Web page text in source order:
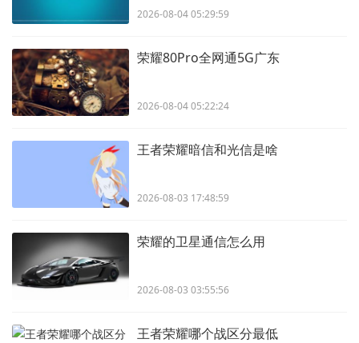
2026-08-04 05:29:59
荣耀80Pro全网通5G广东
2026-08-04 05:22:24
王者荣耀暗信和光信是啥
2026-08-03 17:48:59
荣耀的卫星通信怎么用
2026-08-03 03:55:56
王者荣耀哪个战区分最低